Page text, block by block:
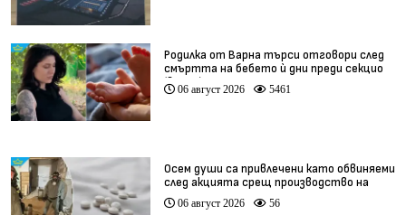
Родилка от Варна търси отговори след
смъртта на бебето ѝ дни преди секцио
(видео)
06 август 2026 5461
Осем души са привлечени като обвиняеми
след акцията срещ производство на
фентанил
06 август 2026 56